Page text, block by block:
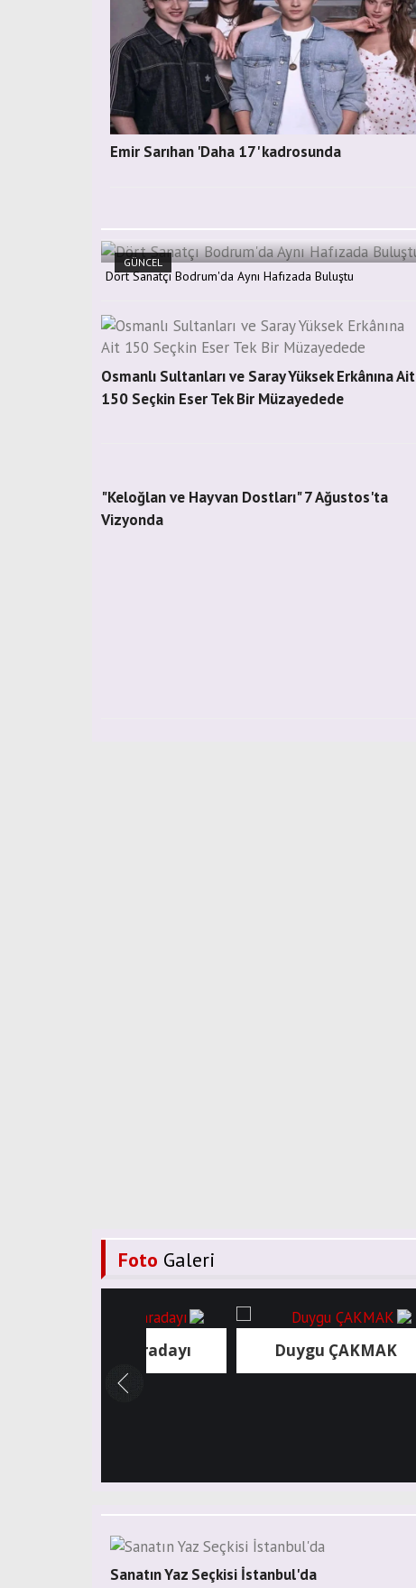
Emir Sarıhan 'Daha 17' kadrosunda
GÜNCEL
Dört Sanatçı Bodrum'da Aynı Hafızada Buluştu
Osmanlı Sultanları ve Saray Yüksek Erkânına Ait
150 Seçkin Eser Tek Bir Müzayedede
"Keloğlan ve Hayvan Dostları" 7 Ağustos'ta
Vizyonda
Foto Galeri
Berşan Karadayı Duygu ÇAKMAK
Sanatın Yaz Seçkisi İstanbul'da